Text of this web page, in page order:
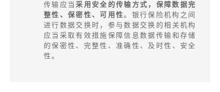
传输应当采用安全的传输方式，保障数据完
整性、保密性、可用性。银行保险机构之间
进行数据交换时，参与数据交换的相关机构
应当采取有效措施保障信息数据传输和存储
的保密性、完整性、准确性、及时性、安全
性。